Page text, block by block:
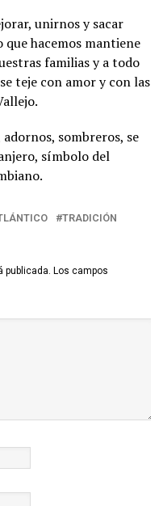
unirnos y sacar
hacemos mantiene
familias y a todo
teje con amor y con las
sombreros, se
símbolo del
TRADICIÓN
publicada. Los campos